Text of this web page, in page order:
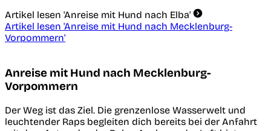
Artikel lesen 'Anreise mit Hund nach Elba'
Artikel lesen 'Anreise mit Hund nach Mecklenburg-
Vorpommern'
Anreise mit Hund nach Mecklenburg-
Vorpommern
Der Weg ist das Ziel. Die grenzenlose Wasserwelt und
leuchtender Raps begleiten dich bereits bei der Anfahrt